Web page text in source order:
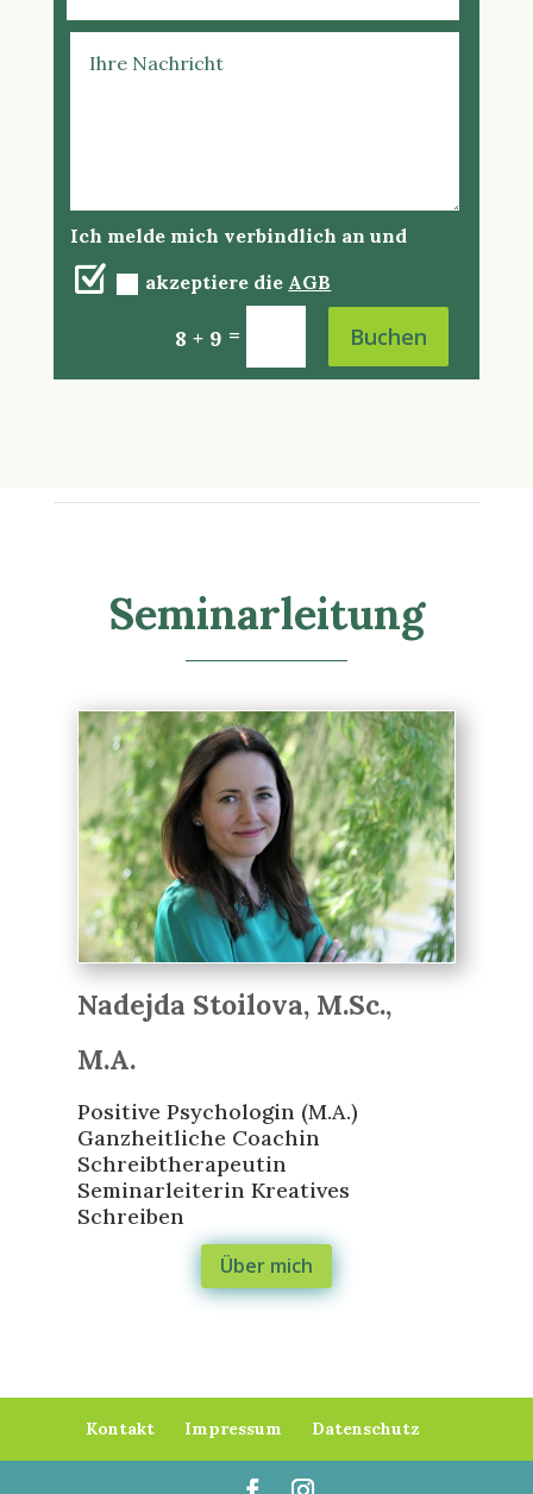
Ich melde mich verbindlich an und
akzeptiere die AGB
8 + 9 = Buchen
Seminarleitung
Nadejda Stoilova, M.Sc.,
M.A.
Positive Psychologin (M.A.)
Ganzheitliche Coachin
Schreibtherapeutin
Seminarleiterin Kreatives
Schreiben
Über mich
Kontakt Impressum Datenschutz